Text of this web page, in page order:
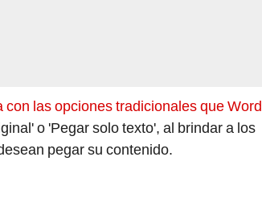
las opciones tradicionales que Word
o 'Pegar solo texto', al brindar a los
pegar su contenido.